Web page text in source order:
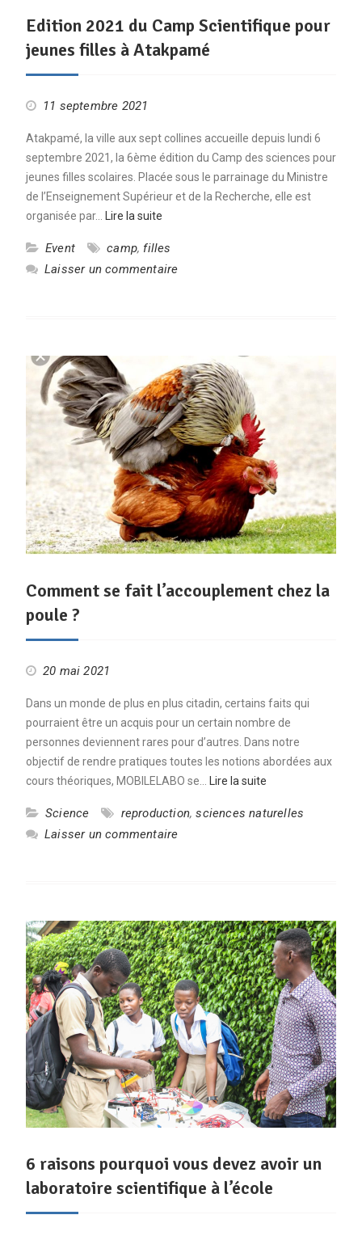
Edition 2021 du Camp Scientifique pour
jeunes filles à Atakpamé
11 septembre 2021
Atakpamé, la ville aux sept collines accueille depuis lundi 6
septembre 2021, la 6ème édition du Camp des sciences pour
jeunes filles scolaires. Placée sous le parrainage du Ministre
de l’Enseignement Supérieur et de la Recherche, elle est
organisée par… Lire la suite
Event camp, filles
Laisser un commentaire
Comment se fait l’accouplement chez la
poule ?
20 mai 2021
Dans un monde de plus en plus citadin, certains faits qui
pourraient être un acquis pour un certain nombre de
personnes deviennent rares pour d’autres. Dans notre
objectif de rendre pratiques toutes les notions abordées aux
cours théoriques, MOBILELABO se…
Lire la suite
Science reproduction,sciences naturelles
Laisser un commentaire
6 raisons pourquoi vous devez avoir un
laboratoire scientifique à l’école